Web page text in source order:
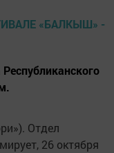
Отдел
26 октября